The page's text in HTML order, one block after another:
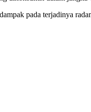
pada terjadinya